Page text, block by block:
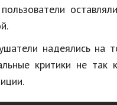
надеялись на
критики не так